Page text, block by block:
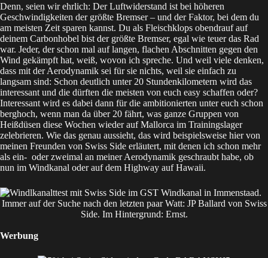
Denn, seien wir ehrlich: Der Luftwiderstand ist bei höheren
Geschwindigkeiten der größte Bremser – und der Faktor, bei dem du
am meisten Zeit sparen kannst. Du als Fleischklops obendrauf auf
deinem Carbonhobel bist der größte Bremser, egal wie teuer das Rad
war. Jeder, der schon mal auf langen, flachen Abschnitten gegen den
Wind gekämpft hat, weiß, wovon ich spreche. Und weil viele denken,
dass mit der Aerodynamik sei für sie nichts, weil sie einfach zu
langsam sind: Schon deutlich unter 20 Stundenkilometern wird das
interessant und die dürften die meisten von euch easy schaffen oder?
Interessant wird es dabei dann für die ambitionierten unter euch schon
berghoch, wenn man da über 20 fährt, was ganze Gruppen von
Heißdüsen diese Wochen wieder auf Mallorca im Trainingslager
zelebrieren. Wie das genau aussieht, das wird beispielsweise hiervon
meinen Freunden von Swiss Side erläutert, mit denen ich schon mehr
als ein- oder zweimal an meiner Aerodynamik geschraubt habe, ob
nun im Windkanal oder auf dem Highway auf Hawaii.
Immer auf der Suche nach den letzten paar Watt: JP Ballard von Swiss
Side. Im Hintergrund: Ernst.
Werbung